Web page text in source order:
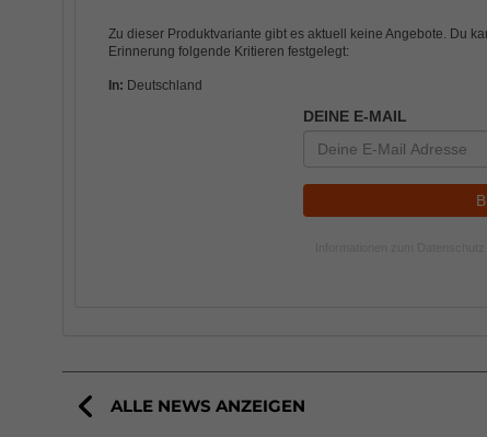
Zu dieser Produktvariante gibt es aktuell keine Angebote. Du
Erinnerung folgende Kritieren festgelegt:
In: Deutschland
DEINE E-MAIL
ALLE NEWS ANZEIGEN